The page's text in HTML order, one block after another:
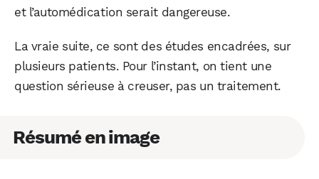
et l’automédication serait dangereuse.
La vraie suite, ce sont des études encadrées, sur
plusieurs patients. Pour l’instant, on tient une
question sérieuse à creuser, pas un traitement.
Résumé en image